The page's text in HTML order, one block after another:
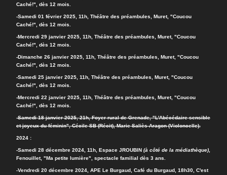
Caché!", dès 12 mois.
-Samedi 01 février 2025, 11h, Théâtre des préambules, Muret, "Coucou
Caché!", dès 12 mois.
-Mercredi 29 janvier 2025, 11h, Théâtre des préambules, Muret, "Coucou
Caché!", dès 12 mois.
-Dimanche 26 janvier 2025, 11h, Théâtre des préambules, Muret, "Coucou
Caché!", dès 12 mois.
-Samedi 25 janvier 2025, 11h, Théâtre des préambules, Muret, "Coucou
Caché!", dès 12 mois.
-Mercredi 22 janvier 2025, 11h, Théâtre des préambules, Muret, "Coucou
Caché!", dès 12 mois.
-Samedi 18 janvier 2025, 21h, Foyer rural de Grenade, "L'Abécédaire sensible
et joyeux du féminin", Cécile SB (Récit), Marie Saliès-Aragon (Violoncelle).
2024 :
-Samedi 28 décembre 2024, 11h, Espace JROUBIN (à côté de la médiathèque),
Fenouillet, "Ma petite lumière", spectacle familial dès 3 ans.
-Vendredi 20 décembre 2024, APE Le Burgaud, Café du Burgaud, 18h30, C'est